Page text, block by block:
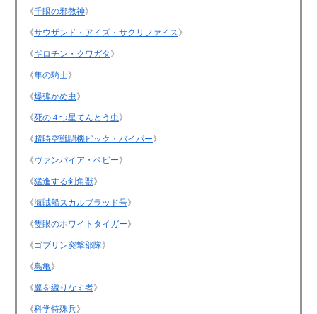
《千眼の邪教神》
《サウザンド・アイズ・サクリファイス》
《ギロチン・クワガタ 》
《隼の騎士》
《爆弾かめ虫》
《死の４つ星てんとう虫》
《超時空戦闘機ビック・バイパー》
《ヴァンパイア・ベビー》
《猛進する剣角獣》
《海賊船スカルブラッド号》
《隻眼のホワイトタイガー》
《ゴブリン突撃部隊》
《島亀》
《翼を織りなす者》
《科学特殊兵》